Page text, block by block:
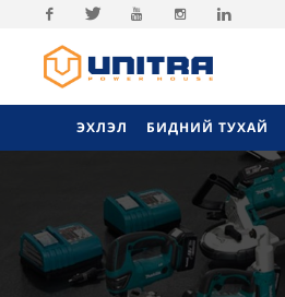
Facebook
ЭХЛЭЛ БИДНИЙ ТУХАЙ